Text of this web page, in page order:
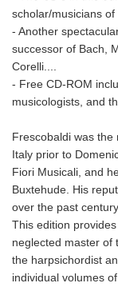
scholar/musicians of
- Another
successor of Bach,
Corelli....
- Free CD-ROM
musicologists, and
Frescobaldi was the
Italy prior to
Fiori Musicali, and
Buxtehude. His
over the past
This edition
neglected master of
the harpsichordist
individual volumes